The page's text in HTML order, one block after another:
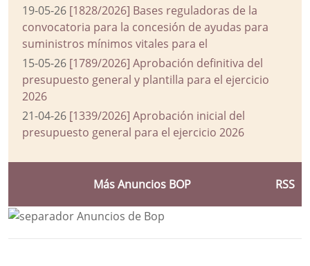
19-05-26 [1828/2026] Bases reguladoras de la
convocatoria para la concesión de ayudas para
suministros mínimos vitales para el
15-05-26 [1789/2026] Aprobación definitiva del
presupuesto general y plantilla para el ejercicio
2026
21-04-26 [1339/2026] Aprobación inicial del
presupuesto general para el ejercicio 2026
Más Anuncios BOP RSS